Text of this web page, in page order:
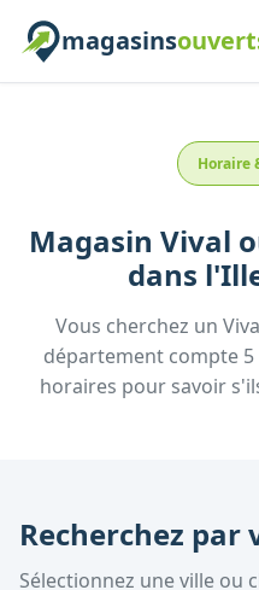
magasins
Horaire
Magasin Vival
dans l'
Vous cherchez un
département compte 5
horaires pour savoir
Recherchez par
Sélectionnez une ville ou